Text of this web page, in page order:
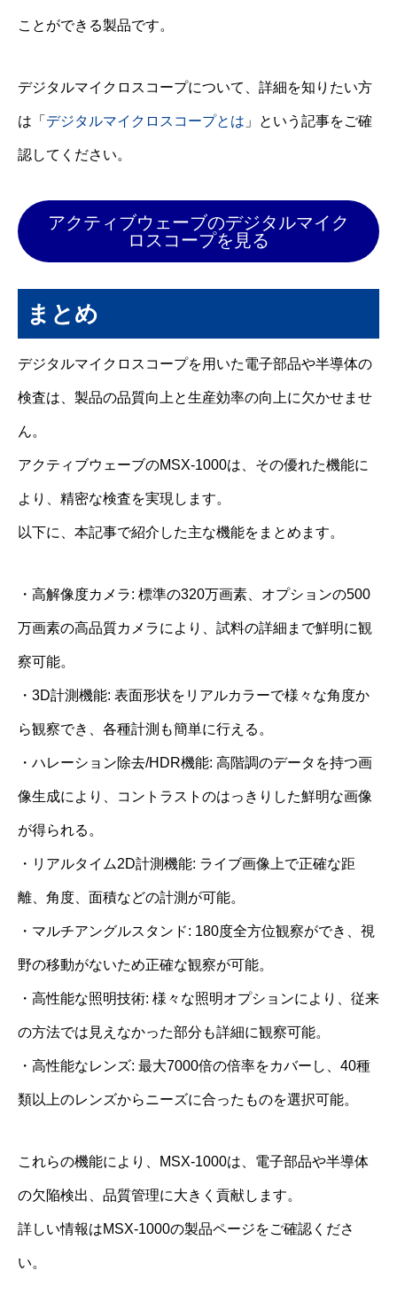
ことができる製品です。
デジタルマイクロスコープについて、詳細を知りたい方
は「 デジタルマイクロスコープとは 」という記事をご確
認してください。
アクティブウェーブのデジタルマイク
ロスコープを見る
まとめ
デジタルマイクロスコープを用いた電子部品や半導体の
検査は、製品の品質向上と生産効率の向上に欠かせませ
ん。
アクティブウェーブのMSX-1000は、その優れた機能に
より、精密な検査を実現します。
以下に、本記事で紹介した主な機能をまとめます。
・高解像度カメラ: 標準の320万画素、オプションの500
万画素の高品質カメラにより、試料の詳細まで鮮明に観
察可能。
・3D計測機能: 表面形状をリアルカラーで様々な角度か
ら観察でき、各種計測も簡単に行える。
・ハレーション除去/HDR機能: 高階調のデータを持つ画
像生成により、コントラストのはっきりした鮮明な画像
が得られる。
・リアルタイム2D計測機能: ライブ画像上で正確な距
離、角度、面積などの計測が可能。
・マルチアングルスタンド: 180度全方位観察ができ、視
野の移動がないため正確な観察が可能。
・高性能な照明技術: 様々な照明オプションにより、従来
の方法では見えなかった部分も詳細に観察可能。
・高性能なレンズ: 最大7000倍の倍率をカバーし、40種
類以上のレンズからニーズに合ったものを選択可能。
これらの機能により、MSX-1000は、電子部品や半導体
の欠陥検出、品質管理に大きく貢献します。
詳しい情報はMSX-1000の製品ページをご確認くださ
い。